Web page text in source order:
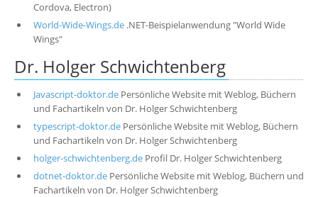
Cordova, Electron)
World-Wide-Wings.de.NET-Beispielanwendung "World Wide
Wings"
Dr. Holger Schwichtenberg
Javascript-doktor.dePersönliche Website mit Weblog, Büchern
und Fachartikeln von Dr. Holger Schwichtenberg
typescript-doktor.dePersönliche Website mit Weblog, Büchern
und Fachartikeln von Dr. Holger Schwichtenberg
holger-schwichtenberg.deProfil Dr. Holger Schwichtenberg
dotnet-doktor.dePersönliche Website mit Weblog, Büchern und
Fachartikeln von Dr. Holger Schwichtenberg